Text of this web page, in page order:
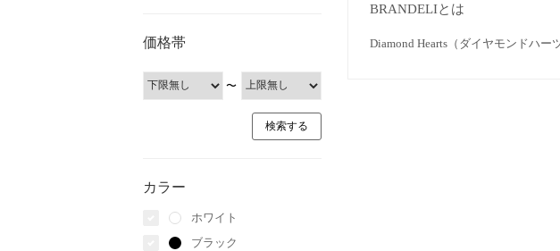
価格帯
〜
カラー
ホワイト
ブラック
BRANDELIとは
Diamond Hearts（ダイヤモンドハー